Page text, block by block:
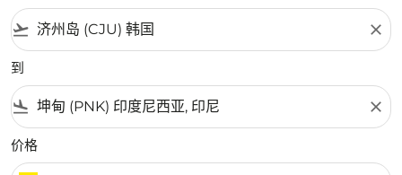
flight_takeoff close
到
flight_land close
价格